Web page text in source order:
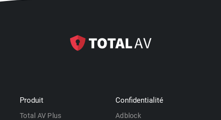
Produit
Total AV Plus
Confidentialité
Adblock